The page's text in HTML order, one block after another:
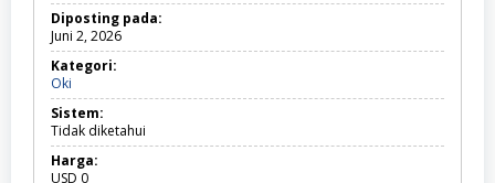
Diposting pada:
Juni 2, 2026
Kategori:
Oki
k
i
Sistem:
Tidak diketahui
Harga:
USD 0